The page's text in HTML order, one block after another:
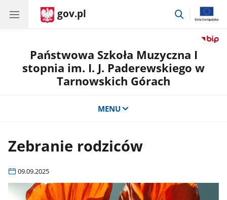
gov.pl
przejdź
Państwowa Szkoła Muzyczna I
stopnia im. I. J. Paderewskiego w
Tarnowskich Górach
MENU
Zebranie rodziców
09.09.2025